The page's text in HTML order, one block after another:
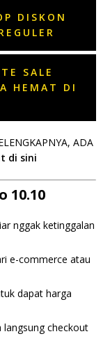
DISKON
SALE
HEMAT DI
ADA
di sini
10.10
nggak ketinggalan
e-commerce atau
dapat harga
langsung checkout